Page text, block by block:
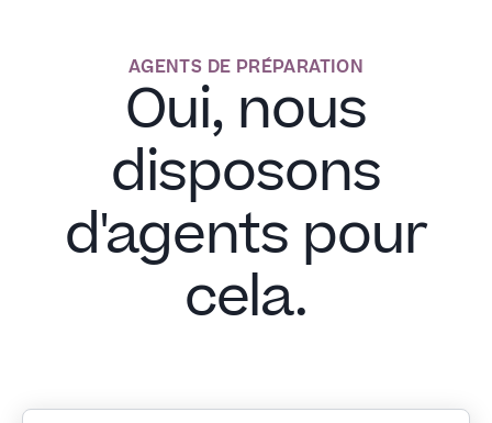
AGENTS DE PRÉPARATION
Oui, nous
disposons
d'agents pour
cela.